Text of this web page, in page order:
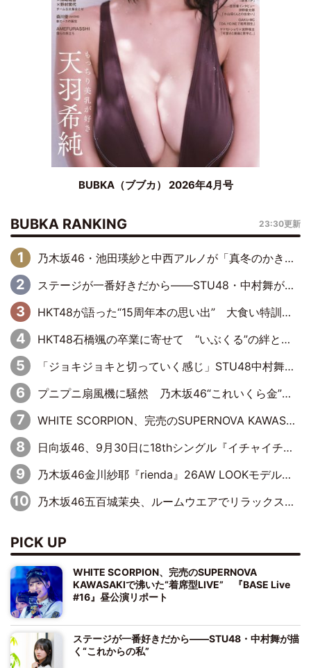
BUBKA（ブブカ） 2026年4月号
BUBKA RANKING 23:30更新
乃木坂46・池田瑛紗と中西アルノが「真冬のかき氷」騒動で火花散らす！ 因縁の裏にあるのは、逆境をともに“凌”ぐ似た者同士の絆
ステージが一番好きだから――STU48・中村舞が描く“これからの私”
HKT48が語った“15周年本の思い出” 大食い特訓・守護霊企画・制服グラビア…盛りだくさんの裏話
HKT48石橋颯の卒業に寄せて “いぶくる”の絆と後輩・龍頭綺音の決意
「ジョキジョキと切っていく感じ」STU48中村舞、新しい挑戦は自らの手で
プニプニ扇風機に騒然 乃木坂46“これいくら金”延長中は今回もわちゃわちゃ全開
WHITE SCORPION、完売のSUPERNOVA KAWASAKIで沸いた“着席型LIVE” 『BASE Live #16』昼公演リポート
日向坂46、9月30日に18thシングル『イチャイチャ虫』の発売決定！ フォーメーションは『日向坂で会いましょう』にて発表
乃木坂46金川紗耶『rienda』26AW LOOKモデルに就任
乃木坂46五百城茉央、ルームウエアでリラックス「今回のグラビアを見て成長を感じていただけるとうれしい」
PICK UP
WHITE SCORPION、完売のSUPERNOVA
KAWASAKIで沸いた“着席型LIVE” 『BASE Live
#16』昼公演リポート
ステージが一番好きだから――STU48・中村舞が描
く“これからの私”